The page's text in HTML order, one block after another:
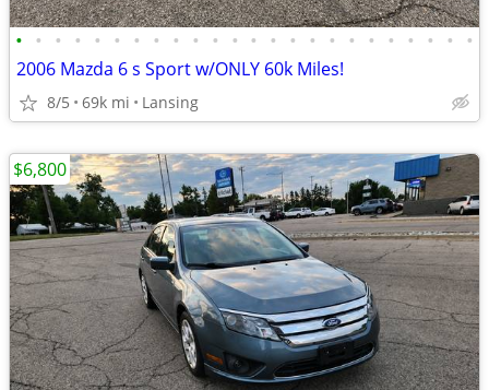
• • • • • • • • • • • • • • • • • • • • • • • •
2006 Mazda 6 s Sport w/ONLY 60k Miles!
8/5 69k mi Lansing
$6,800